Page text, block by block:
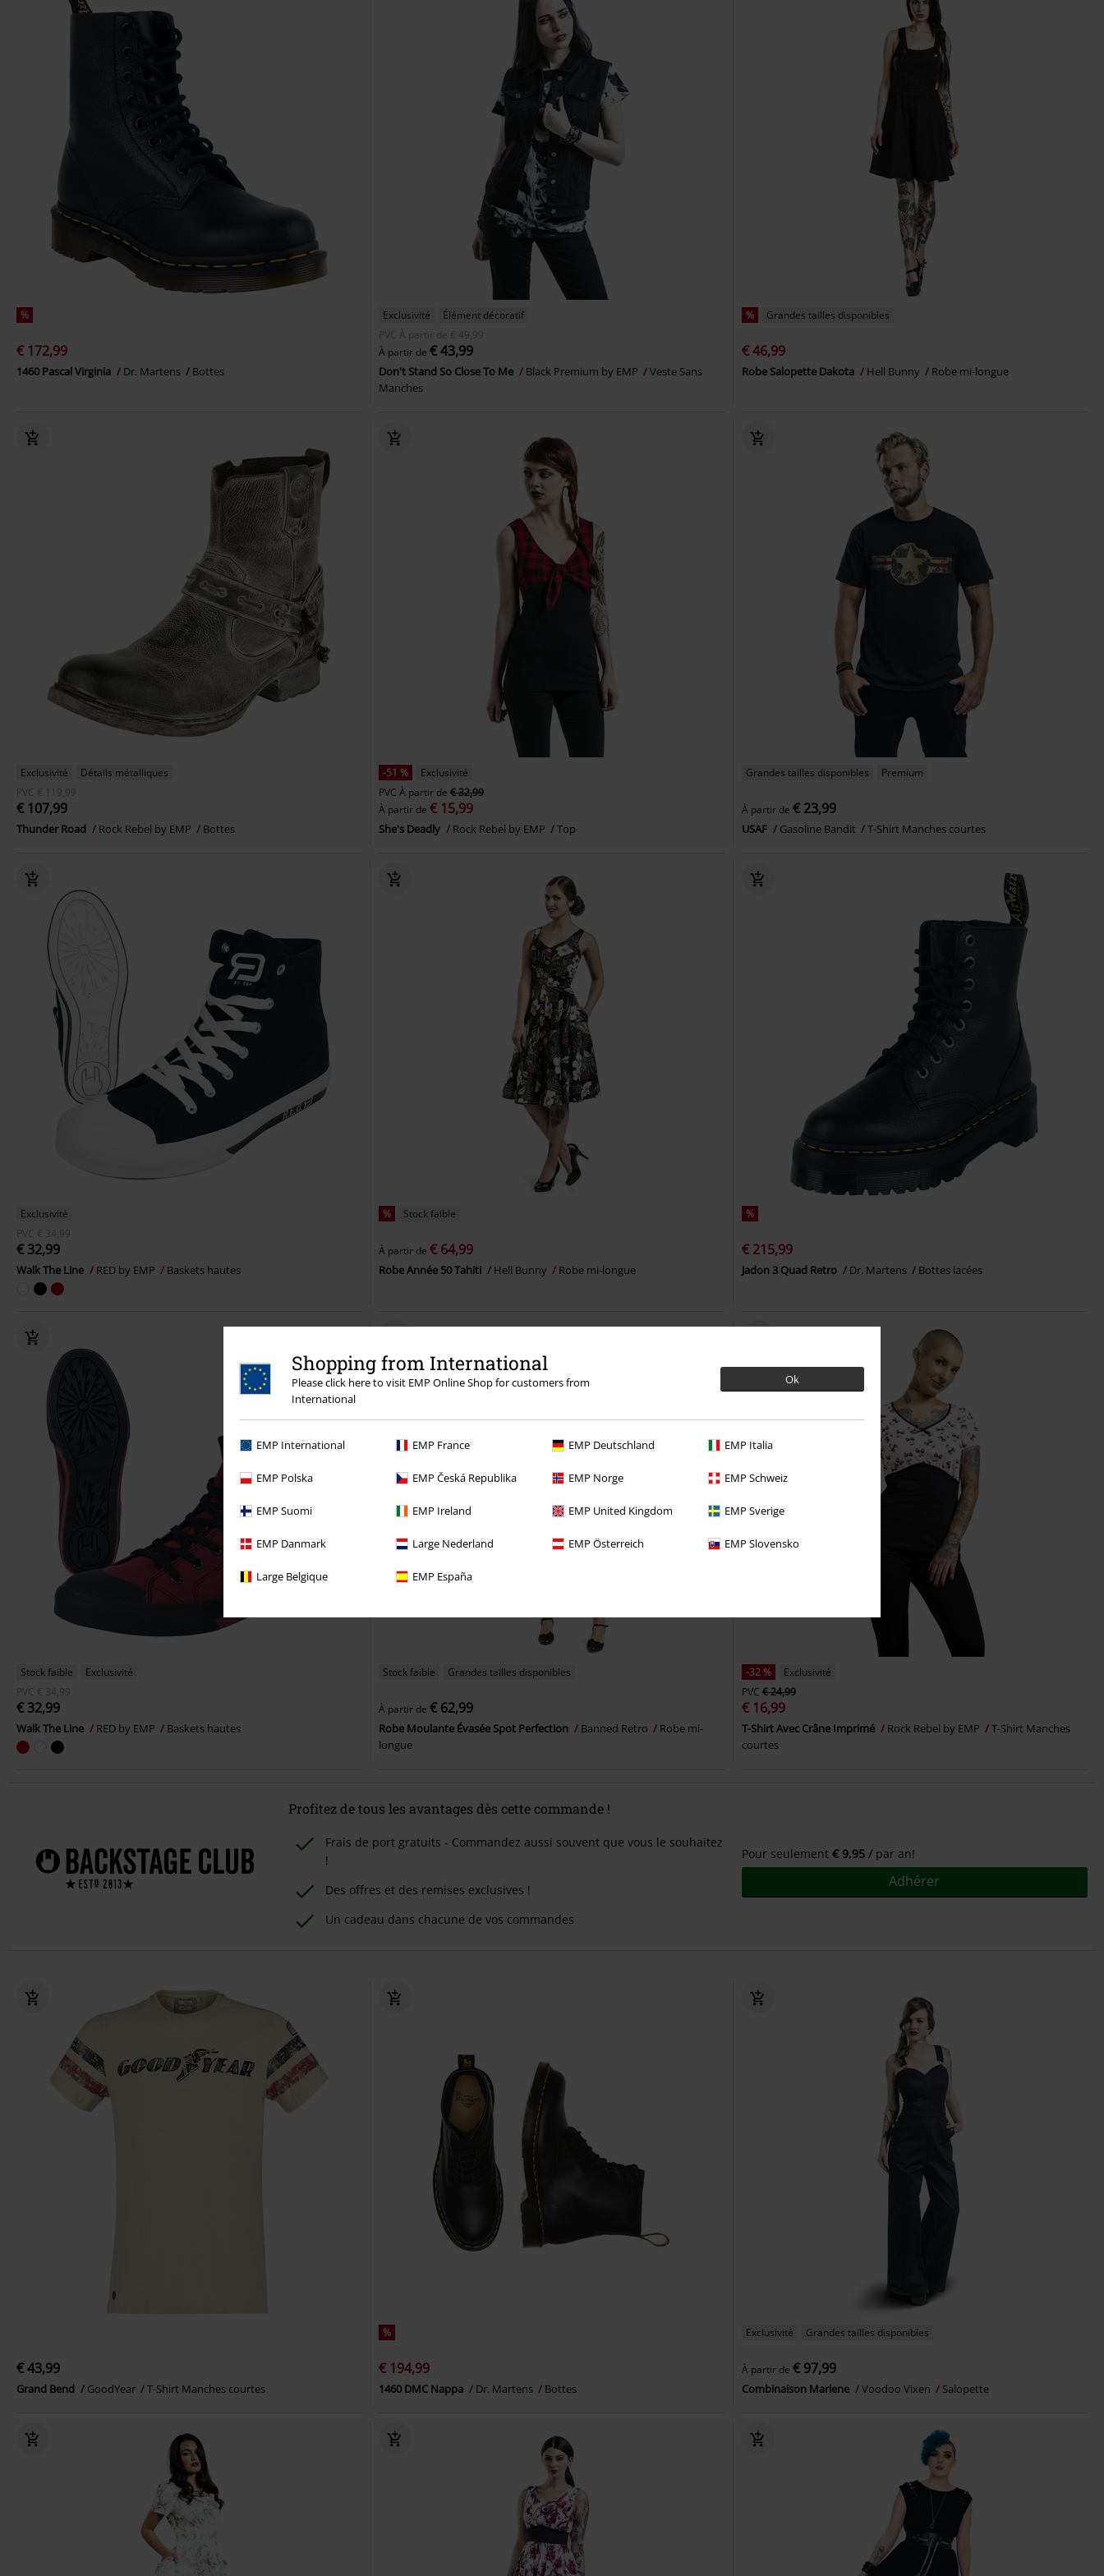
Shopping from International
Please click here to visit EMP Online Shop for customers from
International
Ok
EMP International EMP France EMP Deutschland EMP Italia
EMP Polska EMP Česká Republika EMP Norge EMP Schweiz
EMP Suomi EMP Ireland EMP United Kingdom EMP Sverige
EMP Danmark Large Nederland EMP Österreich EMP Slovensko
Large Belgique EMP España
%
€ 172,99
1460 Pascal Virginia Dr. Martens Bottes
Exclusivité
Élément décoratif
PVC
À partir de € 49,99
À partir de€ 43,99
Don't Stand So Close To Me Black Premium by EMP
Veste Sans
Manches
% Grandes tailles disponibles
€ 46,99
Robe Salopette Dakota Hell Bunny Robe mi-longue
Exclusivité
Détails métalliques
PVC € 119,99
€ 107,99
Thunder Road Rock Rebel by EMP Bottes
-51 %
Exclusivité
PVC À partir de€ 32,99
À partir de€ 15,99
She's Deadly Rock Rebel by EMP Top
Grandes tailles disponibles Premium
À partir de € 23,99
USAF Gasoline Bandit T-Shirt Manches courtes
Exclusivité
PVC € 34,99
€ 32,99
Walk The Line RED by EMP Baskets hautes
% Stock faible
À partir de€ 64,99
Robe Année 50 Tahiti Hell Bunny Robe mi-longue
%
€ 215,99
Jadon 3 Quad Retro Dr. Martens Bottes lacées
Stock faible
Exclusivité
PVC € 34,99
€ 32,99
Walk The Line RED by EMP Baskets hautes
Stock faible Grandes tailles disponibles
À partir de€ 62,99
Robe Moulante Évasée Spot Perfection Banned Retro
Robe mi-
longue
-32 %
Exclusivité
PVC € 24,99
€ 16,99
T-Shirt Avec Crâne Imprimé Rock Rebel by EMP
T-Shirt Manches
courtes
Profitez de tous les avantages dès cette commande !
Frais de port gratuits - Commandez aussi souvent que vous le souhaitez
!
Des offres et des remises exclusives !
Un cadeau dans chacune de vos commandes
Pour seulement € 9,95 par an!
Adhérer
€ 43,99
Grand Bend GoodYear T-Shirt Manches courtes
%
€ 194,99
1460 DMC Nappa Dr. Martens Bottes
Exclusivité Grandes tailles disponibles
À partir de € 97,99
Combinaison Marlene Voodoo Vixen Salopette